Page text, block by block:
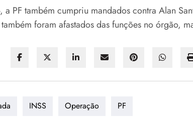
a PF também cumpriu mandados contra Alan
foram afastados das funções no órgão,
INSS Operação PF